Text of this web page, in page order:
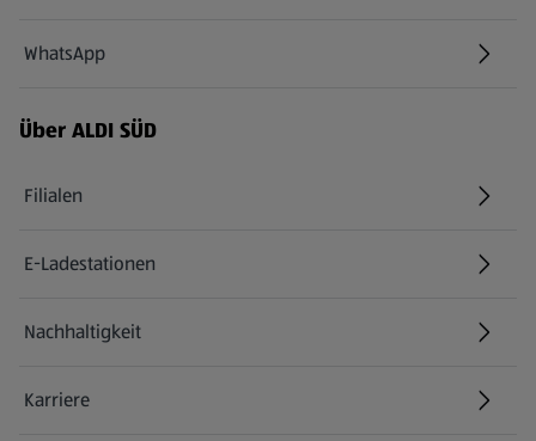
WhatsApp
Über ALDI SÜD
Filialen
E-Ladestationen
Nachhaltigkeit
Karriere